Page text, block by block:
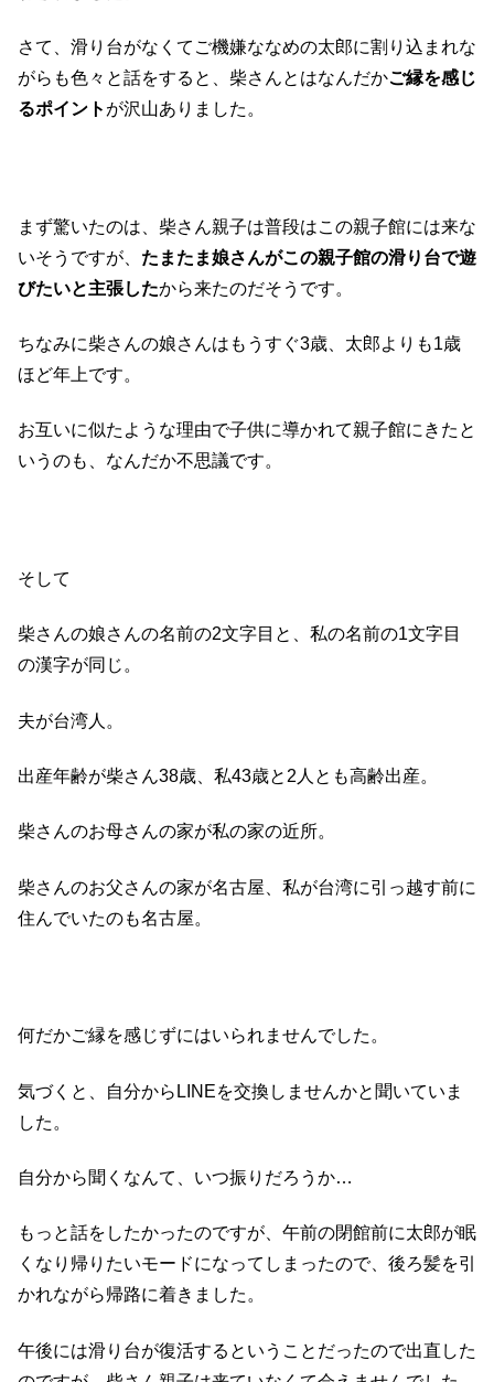
さて、滑り台がなくてご機嫌ななめの太郎に割り込まれな
がらも色々と話をすると、柴さんとはなんだかご縁を感じ
るポイント が沢山ありました。
まず驚いたのは、柴さん親子は普段はこの親子館には来な
いそうですが、 たまたま娘さんがこの親子館の滑り台で遊
びたいと主張したから来たのだそうです。
ちなみに柴さんの娘さんはもうすぐ3歳、太郎よりも1歳
ほど年上です。
お互いに似たような理由で子供に導かれて親子館にきたと
いうのも、なんだか不思議です。
そして
柴さんの娘さんの名前の2文字目と、私の名前の1文字目
の漢字が同じ。
夫が台湾人。
出産年齢が柴さん38歳、私43歳と2人とも高齢出産。
柴さんのお母さんの家が私の家の近所。
柴さんのお父さんの家が名古屋、私が台湾に引っ越す前に
住んでいたのも名古屋。
何だかご縁を感じずにはいられませんでした。
気づくと、自分からLINEを交換しませんかと聞いていま
した。
自分から聞くなんて、いつ振りだろうか…
もっと話をしたかったのですが、午前の閉館前に太郎が眠
くなり帰りたいモードになってしまったので、後ろ髪を引
かれながら帰路に着きました。
午後には滑り台が復活するということだったので出直した